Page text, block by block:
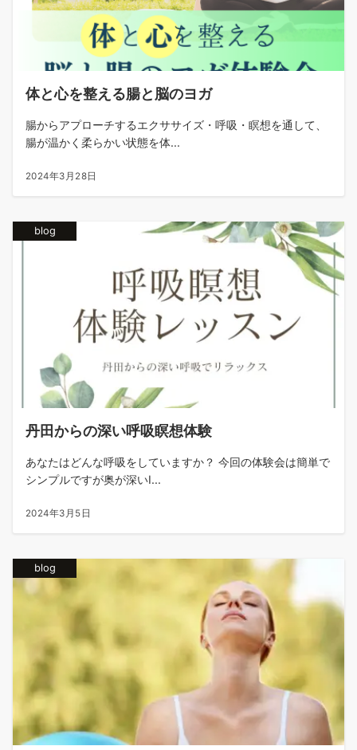
体と心を整える腸と脳のヨガ
腸からアプローチするエクササイズ・呼吸・瞑想を通して、
腸が温かく柔らかい状態を体...
2024年3月28日
blog
丹田からの深い呼吸瞑想体験
あなたはどんな呼吸をしていますか？ 今回の体験会は簡単で
シンプルですが奥が深いI...
2024年3月5日
blog